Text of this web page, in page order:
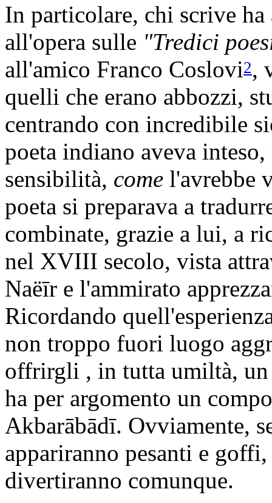
In particolare, chi scrive
all'opera sulle "Tredici
all'amico Franco Coslovi2,
quelli che erano abbozzi,
centrando con incredibile
poeta indiano aveva inteso,
sensibilità, come l'avrebbe
poeta si preparava a
combinate, grazie a lui, a
nel XVIII secolo, vista
Naëīr e l'ammirato
Ricordando
non troppo fuori luogo
offrirgli , in tutta umiltà, un
ha per argomento un
Akbarābādī. Ovviamente,
appariranno pesanti e
divertiranno comunque.